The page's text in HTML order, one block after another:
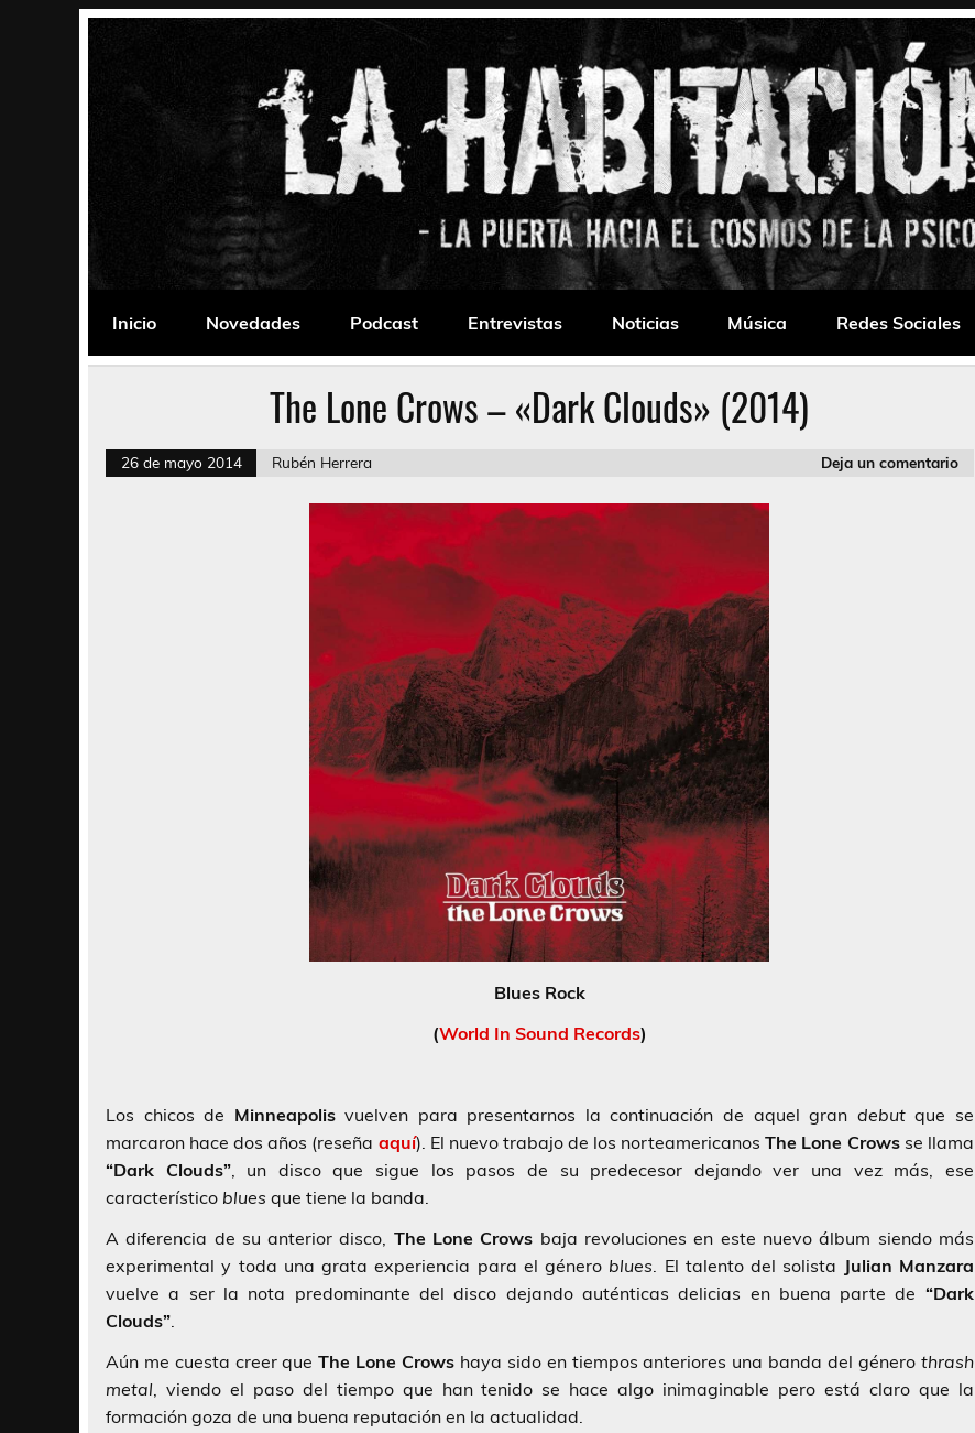
La Habitación 235
Inicio
Novedades Podcast Entrevistas Noticias Música Redes Sociales
The Lone Crows – «Dark Clouds» (2014)
26 de mayo 2014 Rubén Herrera Deja un comentario
Blues Rock
(World In Sound Records)
Los chicos de Minneapolisvuelven para presentarnos la continuación de aquel gran debutque se
marcaron hace dos años (reseña aquí). El nuevo trabajo de los norteamericanosThe Lone Crowsse llama
“Dark Clouds”, un disco que sigue los pasos de su predecesor dejando ver una vez más, ese
característico blues que tiene la banda.
A diferencia de su anterior disco, The Lone Crows baja revoluciones en este nuevo álbum siendo más
experimental y toda una grata experiencia para el género blues . El talento del solista Julian Manzara
vuelve a ser la nota predominante del disco dejando auténticas delicias en buena parte de “Dark
Clouds”
Aún me cuesta creer queThe Lone Crows haya sido en tiempos anteriores una banda del género thrash
metal , viendo el paso del tiempo que han tenido se hace algo inimaginable pero está claro que la
formación goza de una buena reputación en la actualidad.